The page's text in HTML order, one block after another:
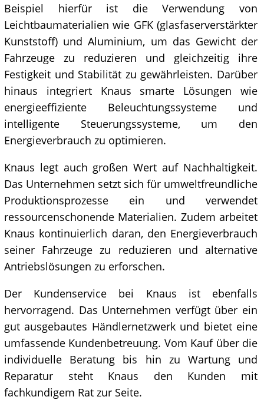
Beispiel hierfür ist die Verwendung von
Leichtbaumaterialien wie GFK (glasfaserverstärkter
Kunststoff) und Aluminium, um das Gewicht der
Fahrzeuge zu reduzieren und gleichzeitig ihre
Festigkeit und Stabilität zu gewährleisten. Darüber
hinaus integriert Knaus smarte Lösungen wie
energieeffiziente Beleuchtungssysteme und
intelligente Steuerungssysteme, um den
Energieverbrauch zu optimieren.
Knaus legt auch großen Wert auf Nachhaltigkeit.
Das Unternehmen setzt sich für umweltfreundliche
Produktionsprozesse ein und verwendet
ressourcenschonende Materialien. Zudem arbeitet
Knaus kontinuierlich daran, den Energieverbrauch
seiner Fahrzeuge zu reduzieren und alternative
Antriebslösungen zu erforschen.
Der Kundenservice bei Knaus ist ebenfalls
hervorragend. Das Unternehmen verfügt über ein
gut ausgebautes Händlernetzwerk und bietet eine
umfassende Kundenbetreuung. Vom Kauf über die
individuelle Beratung bis hin zu Wartung und
Reparatur steht Knaus den Kunden mit
fachkundigem Rat zur Seite.